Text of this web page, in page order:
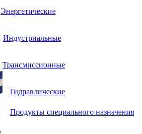
Энергетические
Индустриальные
Трансмиссионные
Гидравлические
Продукты специального назначения